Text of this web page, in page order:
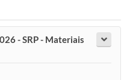
- SRP - Materiais